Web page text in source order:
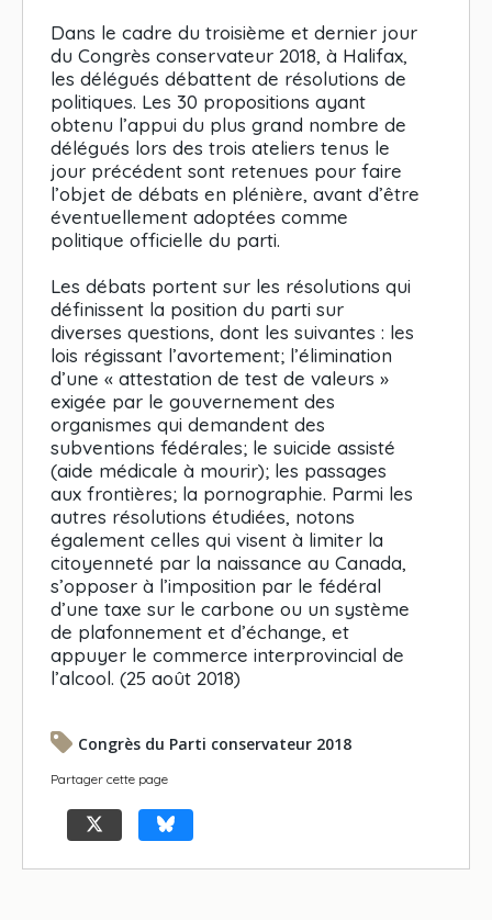
Dans le cadre du troisième et dernier jour
du Congrès conservateur 2018, à Halifax,
les délégués débattent de résolutions de
politiques. Les 30 propositions ayant
obtenu l’appui du plus grand nombre de
délégués lors des trois ateliers tenus le
jour précédent sont retenues pour faire
l’objet de débats en plénière, avant d’être
éventuellement adoptées comme
politique officielle du parti.
Les débats portent sur les résolutions qui
définissent la position du parti sur
diverses questions, dont les suivantes : les
lois régissant l’avortement; l’élimination
d’une « attestation de test de valeurs »
exigée par le gouvernement des
organismes qui demandent des
subventions fédérales; le suicide assisté
(aide médicale à mourir); les passages
aux frontières; la pornographie. Parmi les
autres résolutions étudiées, notons
également celles qui visent à limiter la
citoyenneté par la naissance au Canada,
s’opposer à l’imposition par le fédéral
d’une taxe sur le carbone ou un système
de plafonnement et d’échange, et
appuyer le commerce interprovincial de
l’alcool. (25 août 2018)
Congrès du Parti conservateur 2018
Partager cette page